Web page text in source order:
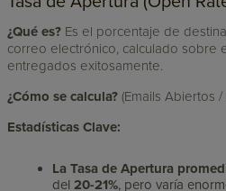
¿Qué es? Es el porcentaje de
correo electrónico, calculado sobre
entregados exitosamente.
¿Cómo se calcula? (Emails Abiertos
Estadísticas Clave:
La Tasa de Apertura
del20-21%, pero varía